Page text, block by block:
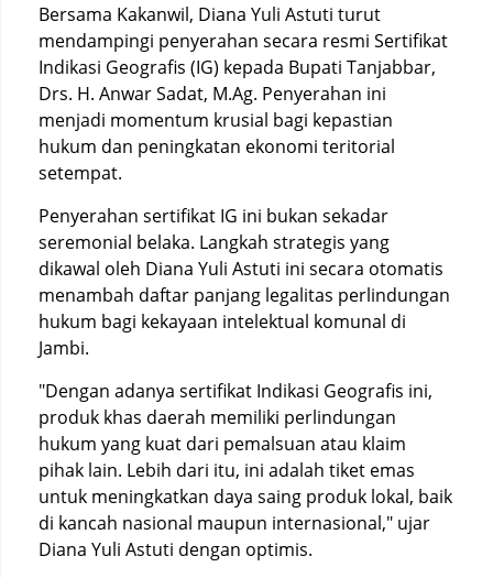
Bersama Kakanwil, Diana Yuli Astuti turut
mendampingi penyerahan secara resmi Sertifikat
Indikasi Geografis (IG) kepada Bupati Tanjabbar,
Drs. H. Anwar Sadat, M.Ag. Penyerahan ini
menjadi momentum krusial bagi kepastian
hukum dan peningkatan ekonomi teritorial
setempat.
Penyerahan sertifikat IG ini bukan sekadar
seremonial belaka. Langkah strategis yang
dikawal oleh Diana Yuli Astuti ini secara otomatis
menambah daftar panjang legalitas perlindungan
hukum bagi kekayaan intelektual komunal di
Jambi.
"Dengan adanya sertifikat Indikasi Geografis ini,
produk khas daerah memiliki perlindungan
hukum yang kuat dari pemalsuan atau klaim
pihak lain. Lebih dari itu, ini adalah tiket emas
untuk meningkatkan daya saing produk lokal, baik
di kancah nasional maupun internasional," ujar
Diana Yuli Astuti dengan optimis.